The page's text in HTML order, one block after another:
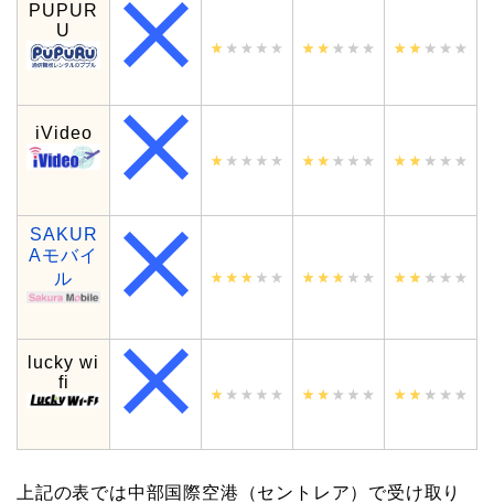
PUPUR
U
iVideo
SAKUR
Aモバイ
ル
lucky wi
fi
上記の表では中部国際空港（セントレア）で受け取り